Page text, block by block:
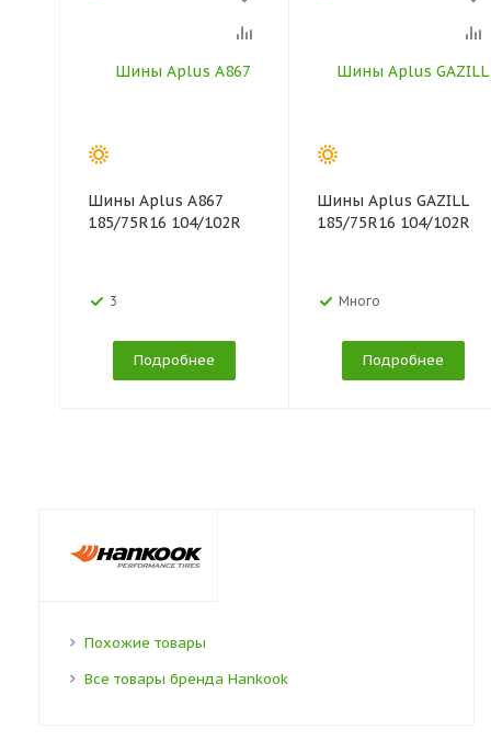
Шины Aplus A867
185/75R16 104/102R
3
Подробнее
Шины Aplus GAZILL
185/75R16 104/102R
Много
Подробнее
Похожие товары
Все товары бренда Hankook